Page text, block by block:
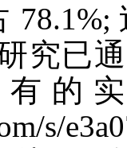
究已
的
s/